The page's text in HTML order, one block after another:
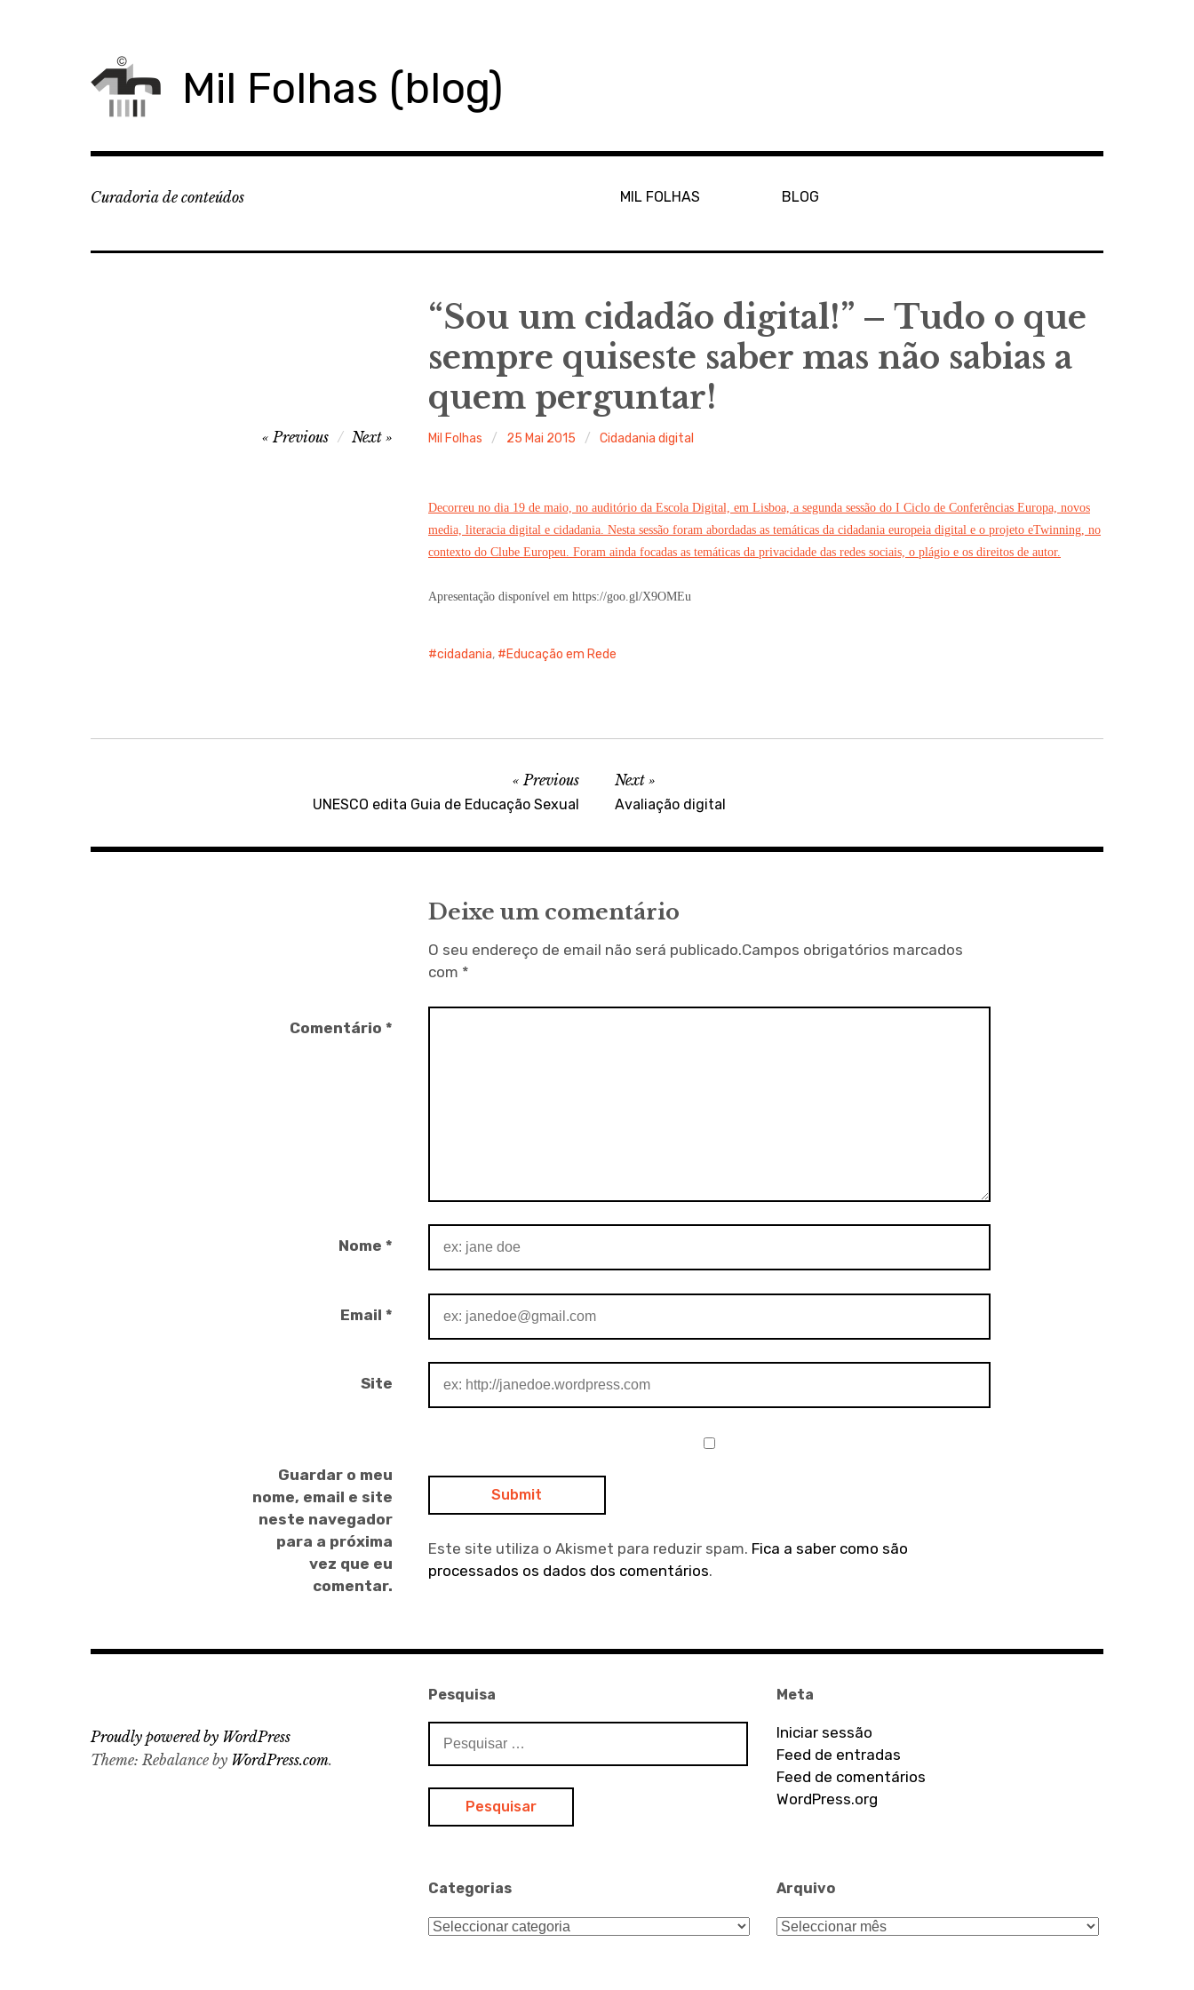
Mil Folhas (blog)
Curadoria de conteúdos MIL FOLHAS BLOG
“Sou um cidadão digital!” – Tudo o que
sempre quiseste saber mas não sabias a
quem perguntar!
Mil Folhas 25 Mai 2015 Cidadania digital
Previous Next
Decorreu no dia 19 de maio, no auditório da Escola Digital, em Lisboa, a segunda sessão do I Ciclo de Conferências Europa, novos
media, literacia digital e cidadania. Nesta sessão foram abordadas as temáticas da cidadania europeia digital e o projeto eTwinning, no
contexto do Clube Europeu. Foram ainda focadas as temáticas da privacidade das redes sociais, o plágio e os direitos de autor.
Apresentação disponível em https://goo.gl/X9OMEu
cidadania, Educação em Rede
Previous
UNESCO edita Guia de Educação Sexual
Next
Avaliação digital
Deixe um comentário
O seu endereço de email não será publicado.Campos obrigatórios marcados
com *
Comentário *
Nome *
Email *
Site
Guardar o meu
nome, email e site
neste navegador
para a próxima
vez que eu
comentar.
Este site utiliza o Akismet para reduzir spam. Fica a saber como são
processados os dados dos comentários.
Pesquisa
por:
Meta
Iniciar sessão
Feed de entradas
Feed de comentários
WordPress.org
Categorias
Categorias
Arquivo
Arquivo
Proudly powered by WordPress
Theme: Rebalance by WordPress.com.